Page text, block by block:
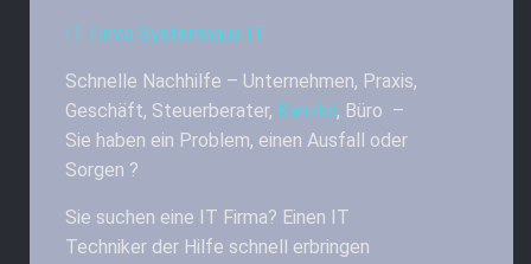
IT Firma Systemhaus IT
Schnelle Nachhilfe – Unternehmen, Praxis,
Geschäft, Steuerberater, Kanzlei, Büro –
Sie haben ein Problem, einen Ausfall oder
Sorgen ?
Sie suchen eine IT Firma? Einen IT
Techniker der Hilfe schnell erbringen